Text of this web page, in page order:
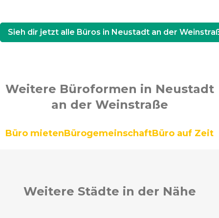
Sieh dir jetzt alle Büros in Neustadt an der
Weitere Büroformen in Neustadt
an der Weinstraße
Büro mietenBürogemeinschaftBüro auf Zeit
Weitere Städte in der Nähe